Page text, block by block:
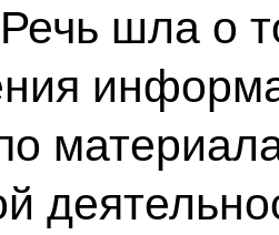
шла о